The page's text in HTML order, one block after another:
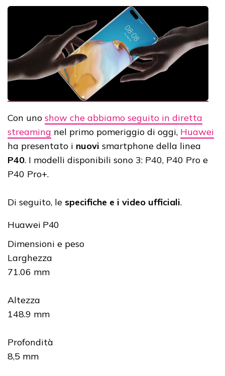
Con uno show che abbiamo seguito in diretta
streaming nel primo pomeriggio di oggi, Huawei
ha presentato i nuovi smartphone della linea
P40. I modelli disponibili sono 3: P40, P40 Pro e
P40 Pro+.
Di seguito, le specifiche e i video ufficiali.
Huawei P40
Dimensioni e peso
Larghezza
71.06 mm
Altezza
148.9 mm
Profondità
8,5 mm